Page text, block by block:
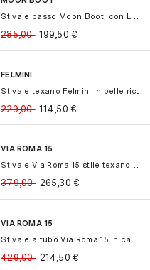
-30%
-30%
Stivale basso Moon Boot Icon Low in...
285,00 199,50€
-50%
-50%
FELMINI
Stivale texano Felmini in pelle ric...
229,00 114,50€
-30%
-30%
VIA ROMA 15
Stivale Via Roma 15 stile texano co...
379,00 265,30€
-50%
-50%
VIA ROMA 15
429,00 214,50€